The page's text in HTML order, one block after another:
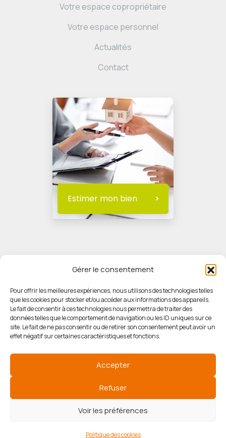
Gérer le consentement
Pour offrir les meilleures expériences, nous utilisons des technologies telles
que les cookies pour stocker et/ou accéder aux informations des appareils.
Le fait de consentir à ces technologies nous permettra de traiter des
données telles que le comportement de navigation ou les ID uniques sur ce
site. Le fait de ne pas consentir ou de retirer son consentement peut avoir un
effet négatif sur certaines caractéristiques et fonctions.
Accepter
Refuser
Voir les préférences
Politique des cookies
Votre espace copropriétaire
Votre espace personnel
Actualités
Contact
Estimer mon bien
© HORIZON IMMOBILIER
Mentions légales
Politique des cookies